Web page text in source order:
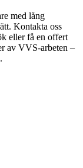
med lång
Kontakta oss
eller få en offert
av VVS-arbeten –